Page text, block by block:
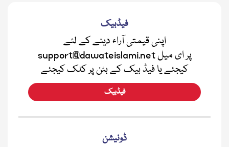
فیڈبیک
اپنی قیمتی آراء دینے کے لئے
support@dawateislami.net پر ای میل
کیجئے یا فیڈ بیک کے بٹن پر کلک کیجئے
فیڈبیک
ڈونیشن